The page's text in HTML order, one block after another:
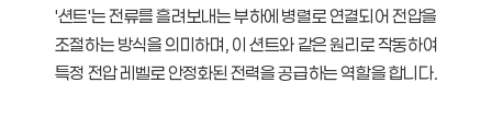
'션트'는 전류를 흘려보내는 부하에 병렬로 연결되어 전압을
조절하는 방식을 의미하며, 이 션트와 같은 원리로 작동하여
특정 전압 레벨로 안정화된 전력을 공급하는 역할을 합니다.